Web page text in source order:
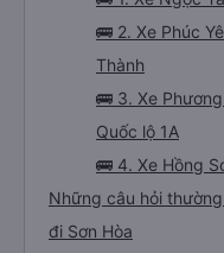
🚌 2. Xe Phúc
Thành
🚌 3. Xe
Quốc lộ 1A
🚌 4. Xe Hồng
Những câu hỏi
đi Sơn Hòa